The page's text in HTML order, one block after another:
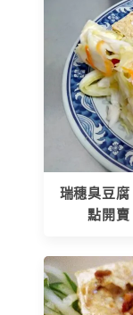
瑞穗臭豆
點開賣